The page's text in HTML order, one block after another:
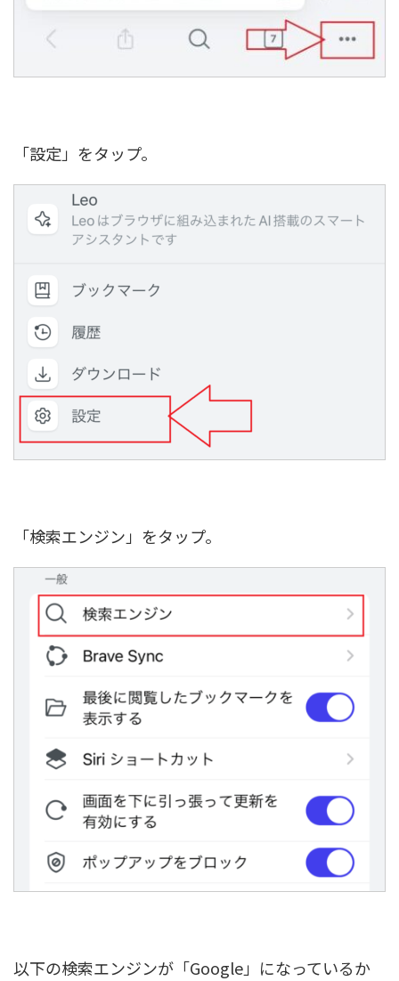
「設定」をタップ。
「検索エンジン」をタップ。
以下の検索エンジンが「Google」になっているか